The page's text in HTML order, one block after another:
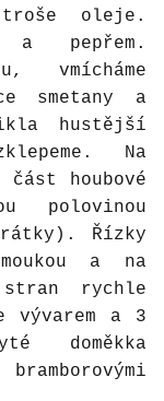
troše oleje.
pepřem.
vmícháme
smetany a
hustější
Na
část houbové
polovinou
Řízky
a na
rychle
vývarem a 3
doměkka